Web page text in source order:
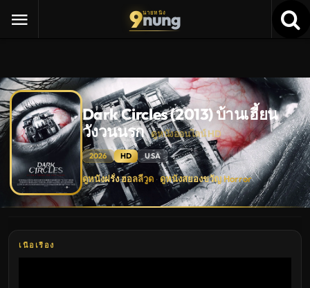
9นายหนัง
nung
Dark Circles (2013) บ้านเฮี้ยน
วังวนนรก ดูหนังออนไลน์ HD
2026 HD USA
Dark
Circles
(2013)
บ้าน
ดูหนังฝรั่ง ฮอลลีวูด · ดูหนังสยองขวัญ Horror
เนื้อเรื่อง